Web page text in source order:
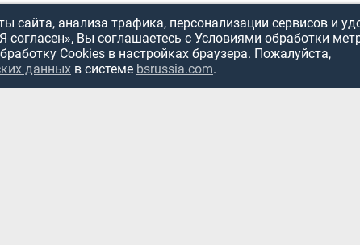
анализа трафика, персонализации сервисов и
согласен», Вы соглашаетесь с Условиями обработки
Cookies в настройках браузера. Пожалуйста,
данных в системе bsrussia.com.